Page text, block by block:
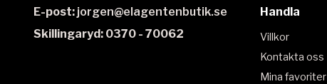
E-post: jorgen@elagentenbutik.se
Skillingaryd: 0370 - 70062
Handla
Villkor
Kontakta oss
Mina favoriter